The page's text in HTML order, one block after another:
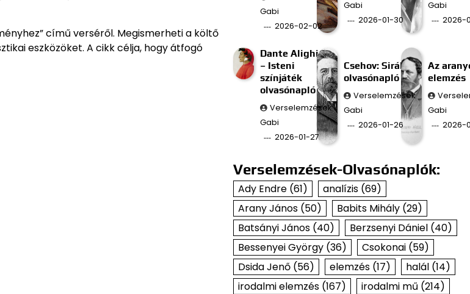
című verséről. Megismerheti a költő
eszközöket. A cikk célja, hogy átfogó
Gabi
2026-02-02
Gabi
2026-01-30
Gabi
2026-
Dante Alighieri
– Isteni
színjáték
olvasónapló
Verselemzések
Gabi
2026-01-27
Csehov: Sirály
olvasónapló
Verselemzések
Gabi
2026-01-26
Az
elemzés
Gabi
2026-
Verselemzések-Olvasónaplók:
Ady Endre(61) analízis(69)
Arany János(50) Babits Mihály(29)
Batsányi János(40) Berzsenyi Dániel(40)
Bessenyei György(36) Csokonai(59)
Dsida Jenő(56) elemzés(17) halál(14)
irodalmi elemzés(167) irodalmi mű (214)